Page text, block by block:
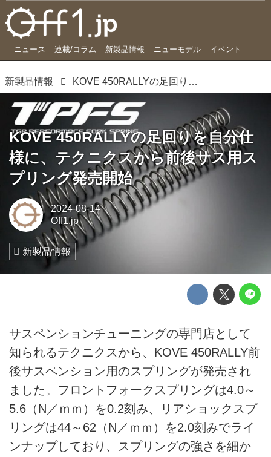
ニュース 連載/コラム 新製品情報 ニューモデル イベント
新製品情報 KOVE 450RALLYの足回りを自分仕様に、テクニクスから前後サス用スプリング発売開始
KOVE 450RALLYの足回りを自分仕
様に、テクニクスから前後サス用ス
プリング発売開始
2024-08-14
Off1.jp
新製品情報
サスペンションチューニングの専門店として
知られるテクニクスから、KOVE 450RALLY前
後サスペンション用のスプリングが発売され
ました。フロントフォークスプリングは4.0～
5.6（N／ｍｍ）を0.2刻み、リアショックスプ
リングは44～62（N／ｍｍ）を2.0刻みでライ
ンナップしており、スプリングの強さを細か